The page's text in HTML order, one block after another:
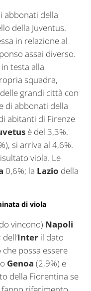
abbonati della
della Juventus.
in relazione al
assai diverso.
testa alla
squadra,
grandi città con
di abbonati della
abitanti di Firenze
è del 3,3%.
si arriva al 4,6%.
viola. Le
0,6%; la Lazio della
di viola
vincono) Napoli
Interil dato
possa essere
Genoa (2,9%) e
della Fiorentina se